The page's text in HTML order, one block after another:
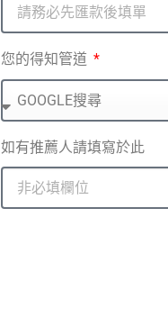
您的得知管道
如有推薦人請填寫於此